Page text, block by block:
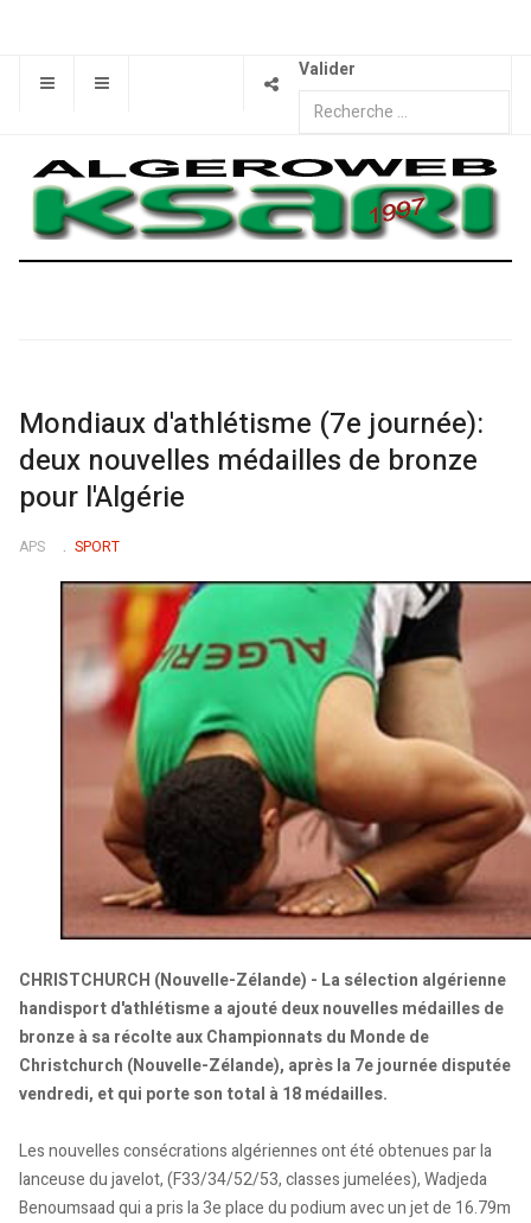
Valider
Mondiaux d'athlétisme (7e journée):
deux nouvelles médailles de bronze
pour l'Algérie
APS SPORT
CHRISTCHURCH (Nouvelle-Zélande) - La sélection algérienne
handisport d'athlétisme a ajouté deux nouvelles médailles de
bronze à sa récolte aux Championnats du Monde de
Christchurch (Nouvelle-Zélande), après la 7e journée disputée
vendredi, et qui porte son total à 18 médailles.
Les nouvelles consécrations algériennes ont été obtenues par la
lanceuse du javelot, (F33/34/52/53, classes jumelées), Wadjeda
Benoumsaad qui a pris la 3e place du podium avec un jet de 16.79m